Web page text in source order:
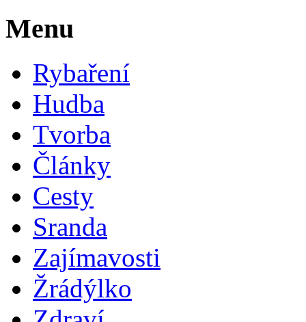
Menu
Rybaření
Hudba
Tvorba
Články
Cesty
Sranda
Zajímavosti
Žrádýlko